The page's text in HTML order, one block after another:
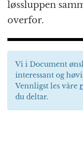
løssluppen
overfor.
Vi i Document
interessant og
Vennligst les våre
du deltar.